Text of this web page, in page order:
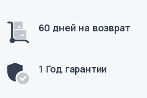
60 дней на возврат
1 Год гарантии